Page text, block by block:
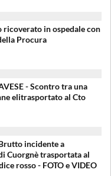
ricoverato in ospedale con
Procura
- Scontro tra una
elitrasportato al Cto
incidente a
Cuorgnè trasportata al
rosso - FOTO e VIDEO